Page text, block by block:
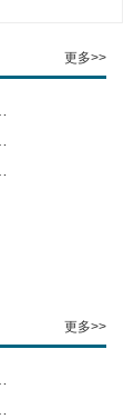
更多>>
更多>>